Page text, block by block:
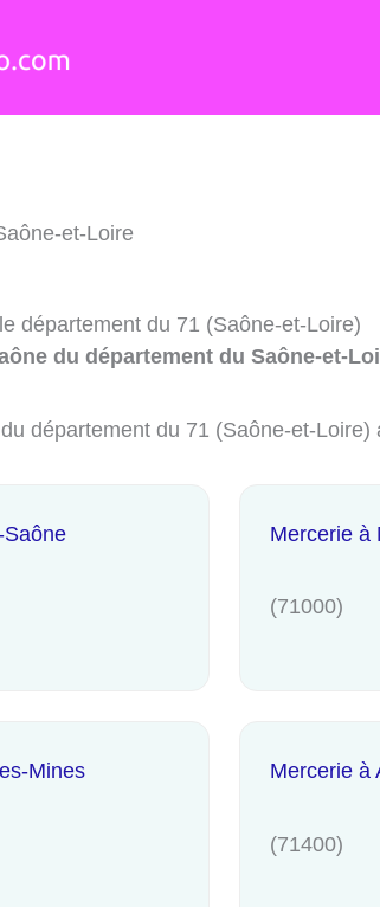
et-Loire
département du 71 (Saône-et-Loire)
du département du Saône-et-
département du 71 (Saône-et-
Mercerie à
(71000)
Mines Mercerie à
(71400)